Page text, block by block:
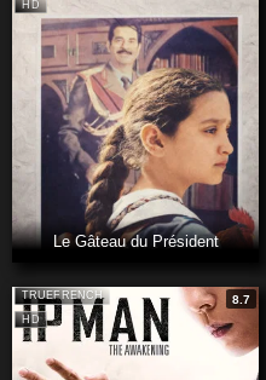
HD
Le Gâteau du Président
HD
TRUEFRENCH 8.7